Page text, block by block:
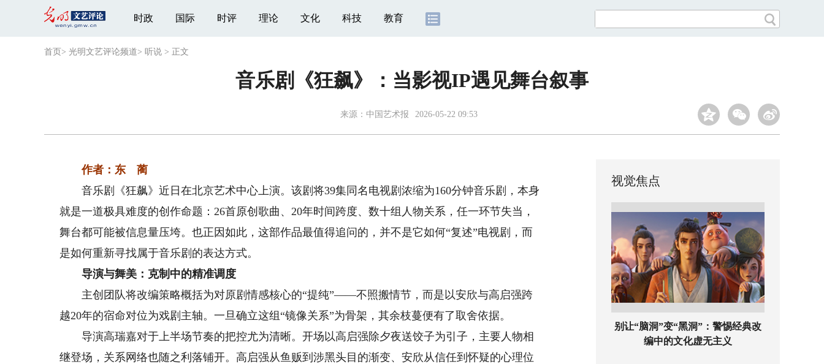
时政 国际 时评 理论 文化 科技 教育
首页 > 光明文艺评论频道> 听说 > 正文
音乐剧《狂飙》：当影视IP遇见舞台叙事
来源： 中国艺术报 2026-05-22 09:53
作者：东 蔺
音乐剧《狂飙》近日在北京艺术中心上演。该剧将39集同名电视剧浓缩为160分钟音乐剧，本身
就是一道极具难度的创作命题：26首原创歌曲、20年时间跨度、数十组人物关系，任一环节失当，
舞台都可能被信息量压垮。也正因如此，这部作品最值得追问的，并不是它如何“复述”电视剧，而
是如何重新寻找属于音乐剧的表达方式。
导演与舞美：克制中的精准调度
主创团队将改编策略概括为对原剧情感核心的“提纯”——不照搬情节，而是以安欣与高启强跨
越20年的宿命对位为戏剧主轴。一旦确立这组“镜像关系”为骨架，其余枝蔓便有了取舍依据。
导演高瑞嘉对于上半场节奏的把控尤为清晰。开场以高启强除夕夜送饺子为引子，主要人物相
继登场，关系网络也随之利落铺开。高启强从鱼贩到涉黑头目的渐变、安欣从信任到怀疑的心理位
视觉焦点
别让“脑洞”变“黑洞”：警惕经典改
编中的文化虚无主义